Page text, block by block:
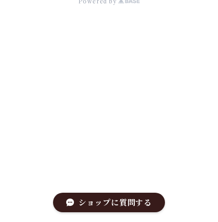
ショップに質問する